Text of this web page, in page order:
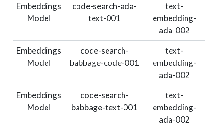
Embeddings
Model
code-search-ada-
text-001
text-
embedding-
ada-002
Embeddings
Model
code-search-
babbage-code-001
text-
embedding-
ada-002
Embeddings
Model
code-search-
babbage-text-001
text-
embedding-
ada-002